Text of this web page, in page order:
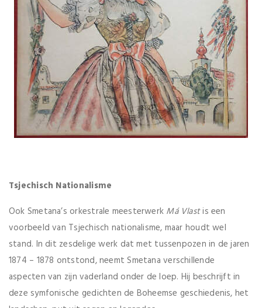
Tsjechisch Nationalisme
Ook Smetana’s orkestrale meesterwerk Má Vlastis een
voorbeeld van Tsjechisch nationalisme, maar houdt wel
stand. In dit zesdelige werk dat met tussenpozen in de jaren
1874 – 1878 ontstond, neemt Smetana verschillende
aspecten van zijn vaderland onder de loep. Hij beschrijft in
deze symfonische gedichten de Boheemse geschiedenis, het